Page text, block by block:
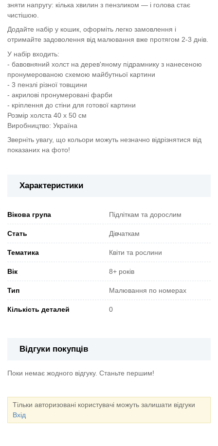
зняти напругу: кілька хвилин з пензликом — і голова стає
чистішою.
Додайте набір у кошик, оформіть легко замовлення і
отримайте задоволення від малювання вже протягом 2-3 днів.
У набір входить:
- бавовняний холст на дерев'яному підрамнику з нанесеною
пронумерованою схемою майбутньої картини
- 3 пензлі різної товщини
- акрилові пронумеровані фарби
- кріплення до стіни для готової картини
Розмір холста 40 х 50 см
Виробництво: Україна
Зверніть увагу, що кольори можуть незначно відрізнятися від
показаних на фото!
Характеристики
Вікова група Підліткам та дорослим
Стать Дівчаткам
Тематика Квіти та рослини
Вік 8+ років
Тип Малювання по номерах
Кількість деталей 0
Відгуки покупців
Поки немає жодного відгуку. Станьте першим!
Тільки авторизовані користувачі можуть залишати відгуки
Вхід